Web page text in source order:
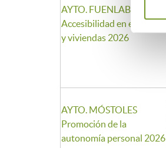
AYTO. FUENLABRADA
Accesibilidad en edificios
y viviendas 2026
AYTO. MÓSTOLES
Promoción de la
autonomía personal 2026